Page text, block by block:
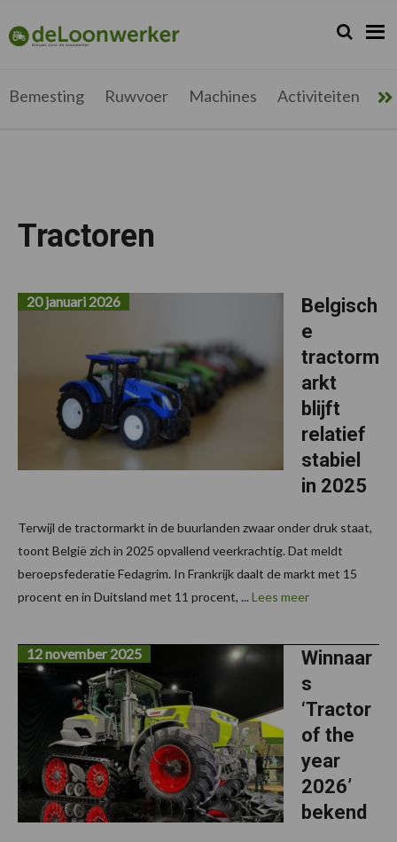
de
hoofdnavigatie
de
hoofd
de
voettekst
deloonwerker.be Zoeken...
Zoek
Bemesting Ruwvoer Machines Activiteiten
Tractoren
Belgisch
e
tractorm
arkt
blijft
relatief
stabiel
in 2025
20 januari 2026
Terwijl de tractormarkt in de buurlanden zwaar onder druk staat,
toont België zich in 2025 opvallend veerkrachtig. Dat meldt
beroepsfederatie Fedagrim. In Frankrijk daalt de markt met 15
procent en in Duitsland met 11 procent, ... Lees meer
Winnaar
s
‘Tractor
of the
year
2026’
bekend
12 november 2025